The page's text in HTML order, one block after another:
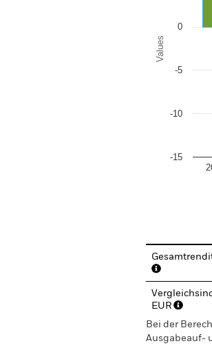
Values
-15
-10
-5
0
EUR
Bei der
Ausgabeauf-